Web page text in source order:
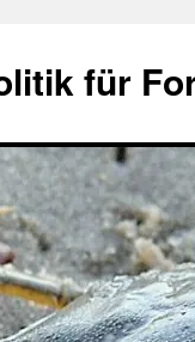
für